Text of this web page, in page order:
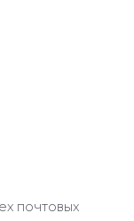
почтовых